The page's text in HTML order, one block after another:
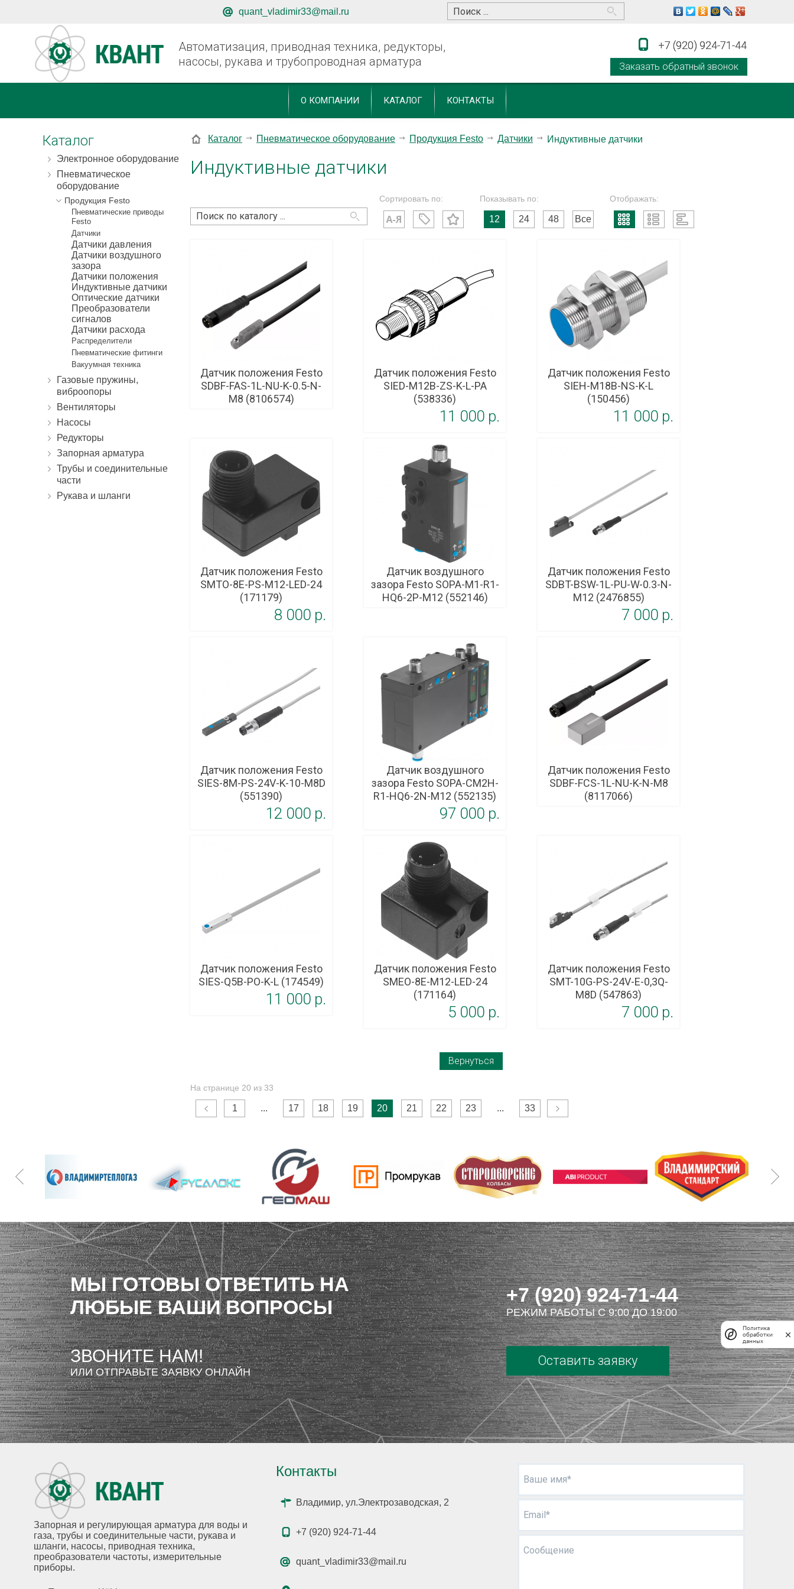
quant_vladimir33@mail.ru
Автоматизация, приводная техника, редукторы,
насосы, рукава и трубопроводная арматура
+7 (920) 924-71-44
Заказать обратный звонок
+7 (920) 924-71-44
О КОМПАНИИ КАТАЛОГ КОНТАКТЫ
Каталог
Электронное оборудование
Пневматическое
оборудование
Продукция Festo
Пневматические приводы
Festo
Датчики
Датчики давления
Датчики воздушного
зазора
Датчики положения
Индуктивные датчики
Оптические датчики
Преобразователи
сигналов
Датчики расхода
Распределители
Пневматические фитинги
Вакуумная техника
Газовые пружины,
виброопоры
Вентиляторы
Насосы
Редукторы
Запорная арматура
Трубы и соединительные
части
Рукава и шланги
Каталог Пневматическое оборудование Продукция Festo Датчики Индуктивные датчики
Индуктивные датчики
Сортировать по: Показывать по:
12 24 48 Все
Отображать:
Датчик положения Festo
SDBF-FAS-1L-NU-K-0.5-N-
M8 (8106574)
Датчик положения Festo
SIED-M12B-ZS-K-L-PA
(538336)
11 000 p.
Датчик положения Festo
SIEH-M18B-NS-K-L
(150456)
11 000 p.
Датчик положения Festo
SMTO-8E-PS-M12-LED-24
(171179)
8 000 p.
Датчик воздушного
зазора Festo SOPA-M1-R1-
HQ6-2P-M12 (552146)
Датчик положения Festo
SDBT-BSW-1L-PU-W-0.3-N-
M12 (2476855)
7 000 p.
Датчик положения Festo
SIES-8M-PS-24V-K-10-M8D
(551390)
12 000 p.
Датчик воздушного
зазора Festo SOPA-CM2H-
R1-HQ6-2N-M12 (552135)
97 000 p.
Датчик положения Festo
SDBF-FCS-1L-NU-K-N-M8
(8117066)
Датчик положения Festo
SIES-Q5B-PO-K-L (174549)
11 000 p.
Датчик положения Festo
SMEO-8E-M12-LED-24
(171164)
5 000 p.
Датчик положения Festo
SMT-10G-PS-24V-E-0,3Q-
M8D (547863)
7 000 p.
Вернуться
На странице 20 из 33
1 ... 17 18 19 20 21 22 23 ... 33
МЫ ГОТОВЫ ОТВЕТИТЬ НА
ЛЮБЫЕ ВАШИ ВОПРОСЫ
ЗВОНИТЕ НАМ!
ИЛИ ОТПРАВЬТЕ ЗАЯВКУ ОНЛАЙН
+7 (920) 924-71-44
РЕЖИМ РАБОТЫ С 9:00 ДО 19:00
Оставить заявку
Запорная и регулирующая арматура для воды и
газа, трубы и соединительные части, рукава и
шланги, насосы, приводная техника,
преобразователи частоты, измерительные
приборы.
Контакты
Владимир, ул.Электрозаводская, 2
+7 (920) 924-71-44
quant_vladimir33@mail.ru
Ваше имя*
Email*
Сообщение
Политика
обработки
данных